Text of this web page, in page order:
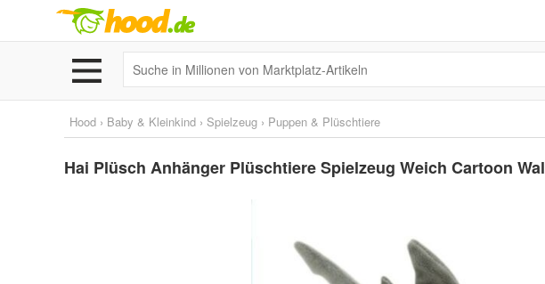
Hood › Baby & Kleinkind › Spielzeug › Puppen & Plüschtiere
Hai Plüsch Anhänger Plüschtiere Spielzeug Weich Cartoon Wal